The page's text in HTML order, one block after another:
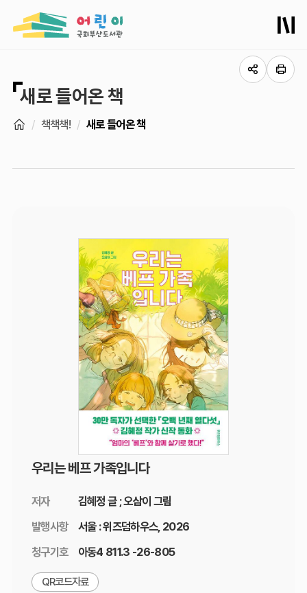
새로 들어온 책
책책책! 새로 들어온 책
우리는 베프 가족입니다
저자
김혜정 글 ; 오삼이 그림
발행사항
서울 : 위즈덤하우스, 2026
청구기호
아동4 811.3 -26-805
QR코드자료